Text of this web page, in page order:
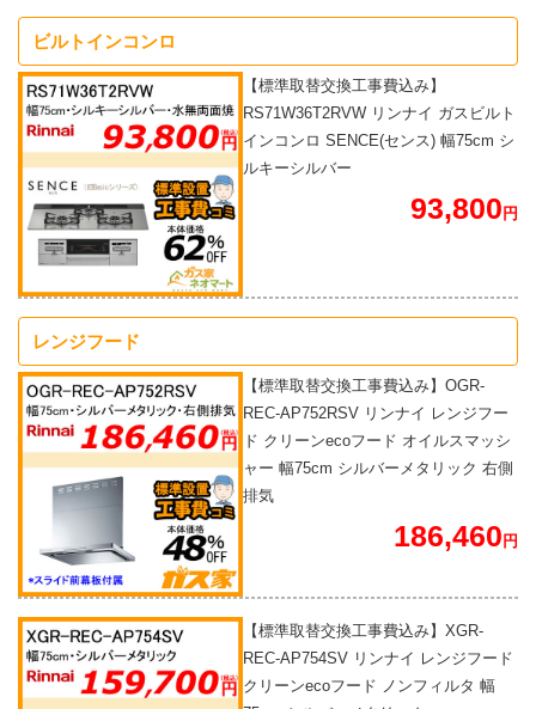
ビルトインコンロ
【標準取替交換工事費込み】
RS71W36T2RVW リンナイ ガスビルト
インコンロ SENCE(センス) 幅75cm シ
ルキーシルバー
93,800 円
レンジフード
【標準取替交換工事費込み】OGR-
REC-AP752RSV リンナイ レンジフー
ド クリーンecoフード オイルスマッシ
ャー 幅75cm シルバーメタリック 右側
排気
186,460 円
【標準取替交換工事費込み】XGR-
REC-AP754SV リンナイ レンジフード
クリーンecoフード ノンフィルタ 幅